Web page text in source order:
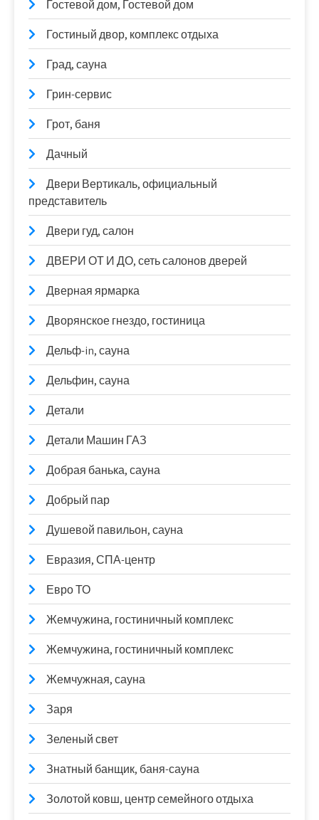
Гостевой дом, Гостевой дом
Гостиный двор, комплекс отдыха
Град, сауна
Грин-сервис
Грот, баня
Дачный
Двери Вертикаль, официальный
представитель
Двери гуд, салон
ДВЕРИ ОТ И ДО, сеть салонов дверей
Дверная ярмарка
Дворянское гнездо, гостиница
Дельф-in, сауна
Дельфин, сауна
Детали
Детали Машин ГАЗ
Добрая банька, сауна
Добрый пар
Душевой павильон, сауна
Евразия, СПА-центр
Евро ТО
Жемчужина, гостиничный комплекс
Жемчужина, гостиничный комплекс
Жемчужная, сауна
Заря
Зеленый свет
Знатный банщик, баня-сауна
Золотой ковш, центр семейного отдыха